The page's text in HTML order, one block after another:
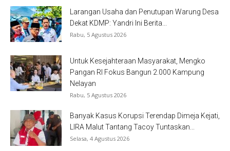
Larangan Usaha dan Penutupan Warung Desa
Dekat KDMP: Yandri Ini Berita...
Rabu, 5 Agustus 2026
Untuk Kesejahteraan Masyarakat, Mengko
Pangan RI Fokus Bangun 2.000 Kampung
Nelayan
Rabu, 5 Agustus 2026
Banyak Kasus Korupsi Terendap Dimeja Kejati,
LIRA Malut Tantang Tacoy Tuntaskan...
Selasa, 4 Agustus 2026